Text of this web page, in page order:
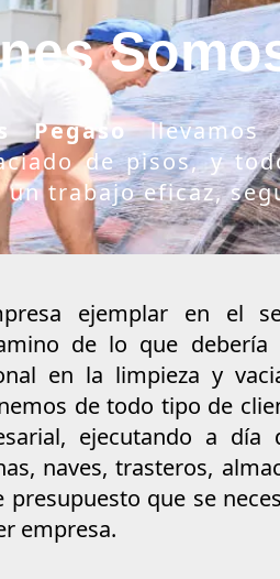
Pegaso
de pisos, y
un trabajo eficaz,
ejemplar en el
de lo que debería
en la limpieza y
de todo tipo de
ejecutando a día
naves, trasteros,
presupuesto que se
empresa.